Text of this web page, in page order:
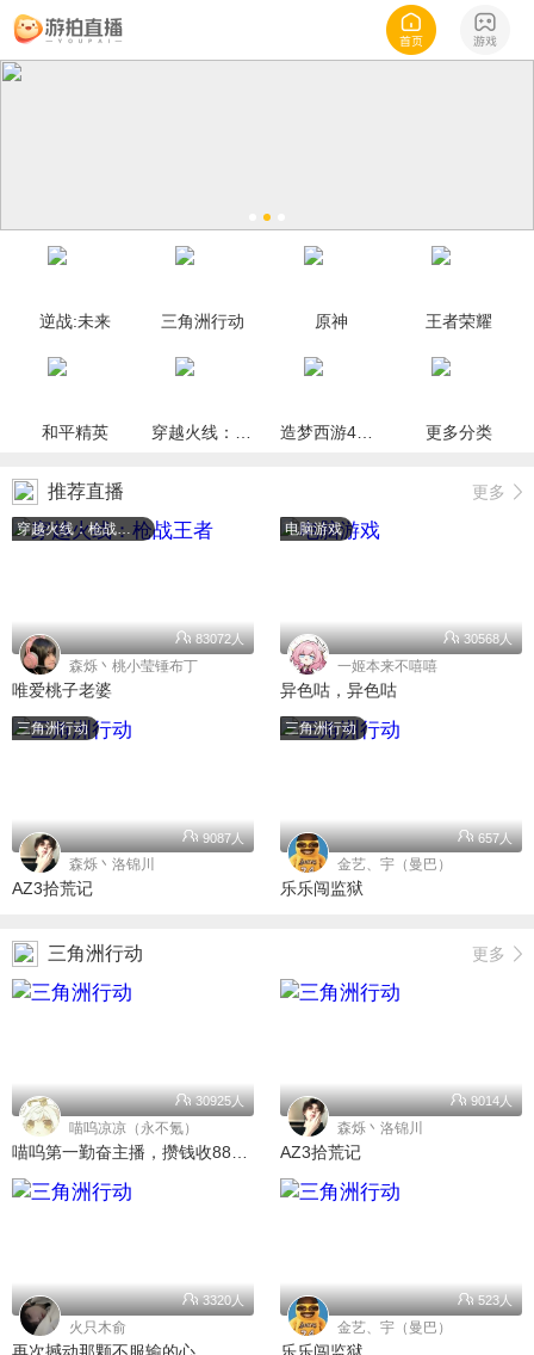
逆战:未来 三角洲行动 原神 王者荣耀
和平精英 造梦西游4手机版 更多分类
推荐直播 更多
穿越火线：枪战王者
83072人
森烁丶桃小莹锤布丁
唯爱桃子老婆
电脑游戏
30568人
一姬本来不嘻嘻
异色咕，异色咕
三角洲行动
9087人
森烁丶洛锦川
AZ3拾荒记
三角洲行动
657人
金艺、宇（曼巴）
乐乐闯监狱
三角洲行动 更多
30925人
喵呜凉凉（永不氪）
9014人
森烁丶洛锦川
AZ3拾荒记
3320人
火只木俞
523人
金艺、宇（曼巴）